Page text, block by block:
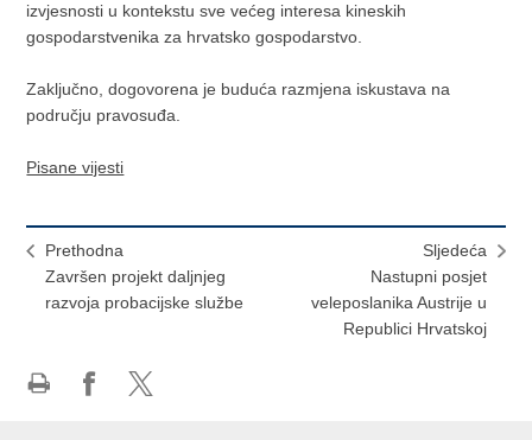
izvjesnosti u kontekstu sve većeg interesa kineskih
gospodarstvenika za hrvatsko gospodarstvo.
Zaključno, dogovorena je buduća razmjena iskustava na
području pravosuđa.
Pisane vijesti
Prethodna
Završen projekt daljnjeg
razvoja probacijske službe
Sljedeća
Nastupni posjet
veleposlanika Austrije u
Republici Hrvatskoj